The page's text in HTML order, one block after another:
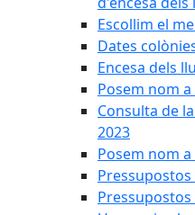
Escollim el
Dates
Encesa dels
Posem nom
Consulta de
2023
Posem nom